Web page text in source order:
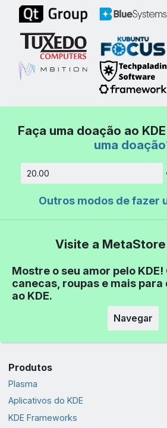
Faça uma doação ao KDE
uma
Outros modos de fazer
Visite a MetaStore
Mostre o seu amor pelo KDE!
canecas, roupas e mais
ao KDE.
Navegar
Produtos
Plasma
Aplicativos do KDE
KDE Frameworks